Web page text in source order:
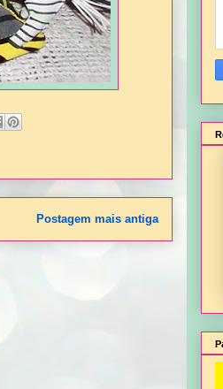
Postagem mais antiga